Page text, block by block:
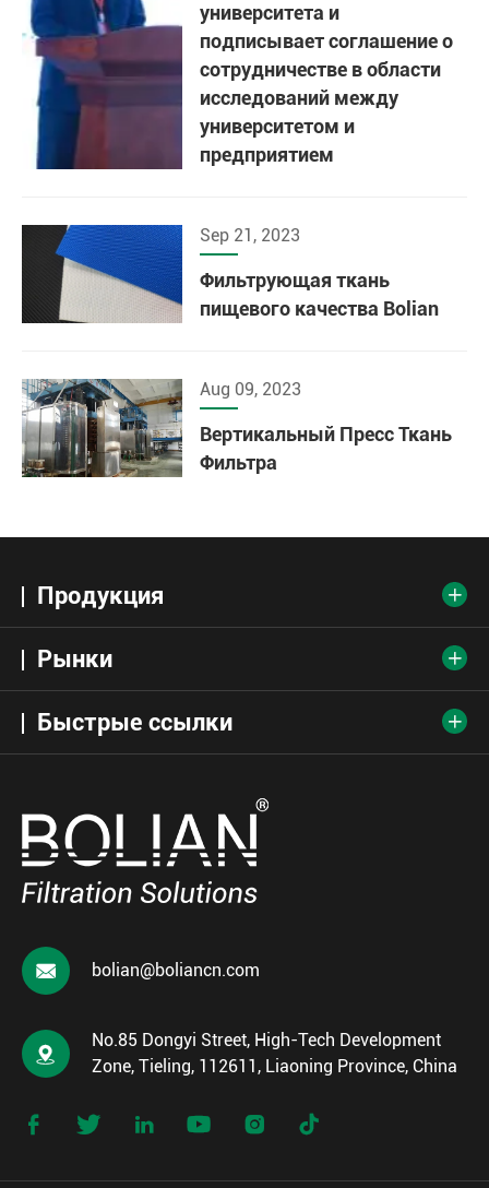
университета и
подписывает соглашение о
сотрудничестве в области
исследований между
университетом и
предприятием
Sep 21, 2023
Фильтрующая ткань
пищевого качества Bolian
Aug 09, 2023
Вертикальный Пресс Ткань
Фильтра
Продукция 
Рынки 
Быстрые ссылки 
 bolian@boliancn.com

No.85 Dongyi Street, High-Tech Development
Zone, Tieling, 112611, Liaoning Province, China
     